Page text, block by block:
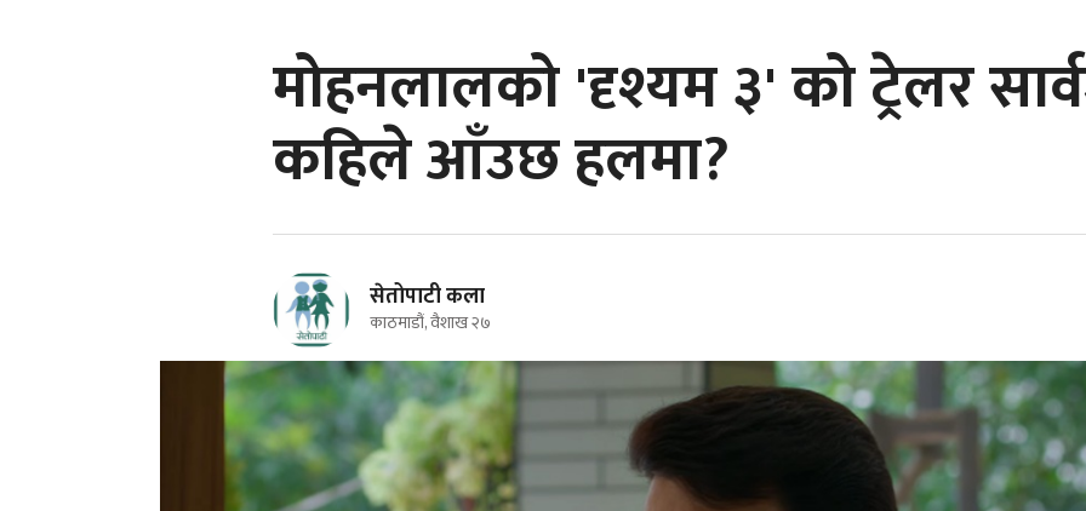
मोहनलालको 'दृश्यम ३' को ट्रेलर
कहिले आँउछ हलमा?
सेतोपाटी कला
काठमाडौं, वैशाख २७